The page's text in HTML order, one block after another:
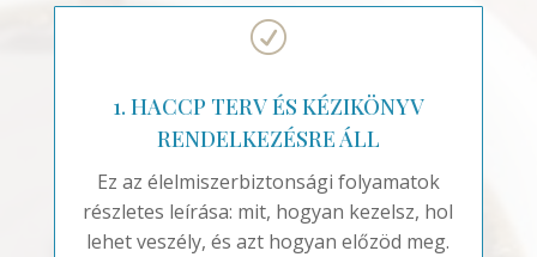
R
1. HACCP TERV ÉS KÉZIKÖNYV
RENDELKEZÉSRE ÁLL
Ez az élelmiszerbiztonsági folyamatok
részletes leírása: mit, hogyan kezelsz, hol
lehet veszély, és azt hogyan előzöd meg.